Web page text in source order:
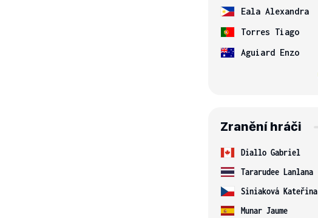
Eala Alexandra
Torres Tiago
Aguiard Enzo
Zranění hráči
Diallo Gabriel
Tararudee Lanlana
Siniaková Kateřina
Munar Jaume